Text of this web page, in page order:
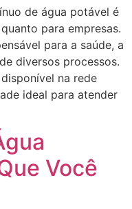
de água potável é
para empresas.
para a saúde, a
diversos processos.
na rede
ideal para atender
Você